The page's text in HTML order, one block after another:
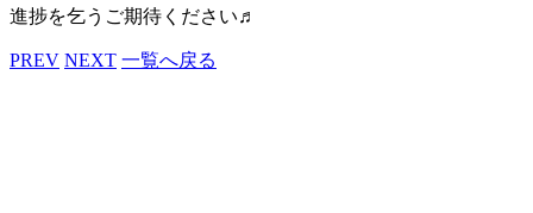
進捗を乞うご期待ください♬
PREV NEXT 一覧へ戻る